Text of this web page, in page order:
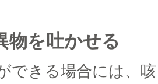
物を吐かせる
できる場合には、